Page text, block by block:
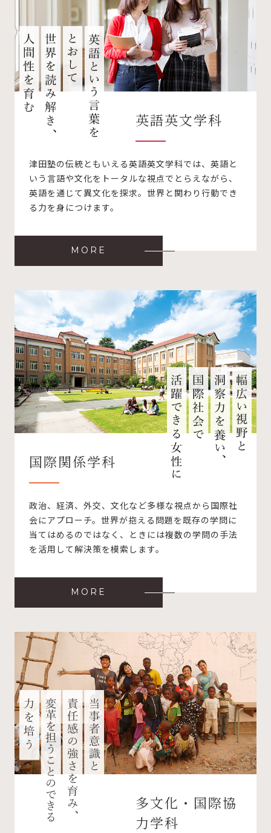
英語英文学科
津田塾の伝統ともいえる英語英文学科では、英語と
いう言語や文化をトータルな視点でとらえながら、
英語を通じて異文化を探求。世界と関わり行動でき
る力を身につけます。
MORE
国際関係学科
政治、経済、外交、文化など多様な視点から国際社
会にアプローチ。世界が抱える問題を既存の学問に
当てはめるのではなく、ときには複数の学問の手法
を活用して解決策を模索します。
MORE
多文化・国際協
力学科